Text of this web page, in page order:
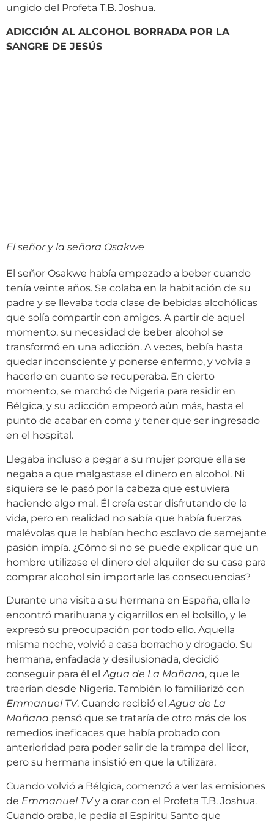
ungido del Profeta T.B. Joshua.
ADICCIÓN AL ALCOHOL BORRADA POR LA
SANGRE DE JESÚS
El señor y la señora Osakwe
El señor Osakwe había empezado a beber cuando
tenía veinte años. Se colaba en la habitación de su
padre y se llevaba toda clase de bebidas alcohólicas
que solía compartir con amigos. A partir de aquel
momento, su necesidad de beber alcohol se
transformó en una adicción. A veces, bebía hasta
quedar inconsciente y ponerse enfermo, y volvía a
hacerlo en cuanto se recuperaba. En cierto
momento, se marchó de Nigeria para residir en
Bélgica, y su adicción empeoró aún más, hasta el
punto de acabar en coma y tener que ser ingresado
en el hospital.
Llegaba incluso a pegar a su mujer porque ella se
negaba a que malgastase el dinero en alcohol. Ni
siquiera se le pasó por la cabeza que estuviera
haciendo algo mal. Él creía estar disfrutando de la
vida, pero en realidad no sabía que había fuerzas
malévolas que le habían hecho esclavo de semejante
pasión impía. ¿Cómo si no se puede explicar que un
hombre utilizase el dinero del alquiler de su casa para
comprar alcohol sin importarle las consecuencias?
Durante una visita a su hermana en España, ella le
encontró marihuana y cigarrillos en el bolsillo, y le
expresó su preocupación por todo ello. Aquella
misma noche, volvió a casa borracho y drogado. Su
hermana, enfadada y desilusionada, decidió
conseguir para él elAgua de La Mañana, que le
traerían desde Nigeria. También lo familiarizó con
Emmanuel TV. Cuando recibió elAgua de La
Mañana pensó que se trataría de otro más de los
remedios ineficaces que había probado con
anterioridad para poder salir de la trampa del licor,
pero su hermana insistió en que la utilizara.
Cuando volvió a Bélgica, comenzó a ver las emisiones
de Emmanuel TVy a orar con el Profeta T.B. Joshua.
Cuando oraba, le pedía al Espíritu Santo que